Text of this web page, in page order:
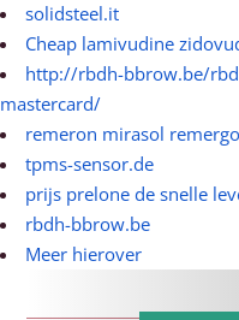
solidsteel.it
Cheap lamivudine
http://rbdh-bbrow.be/
mastercard/
remeron mirasol
tpms-sensor.de
prijs prelone de snelle
rbdh-bbrow.be
Meer hierover